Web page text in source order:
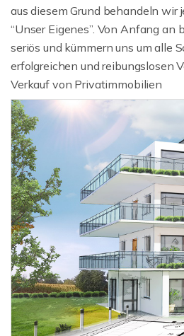
aus diesem Grund behandeln wir
“Unser Eigenes”. Von Anfang an
seriös und kümmern uns um alle
erfolgreichen und reibungslosen
Verkauf von Privatimmobilien